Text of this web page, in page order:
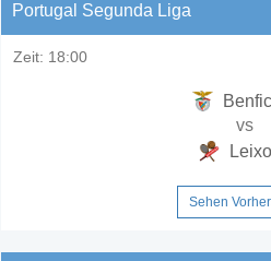
Portugal Segunda Liga
Zeit: 18:00
vs
Sehen